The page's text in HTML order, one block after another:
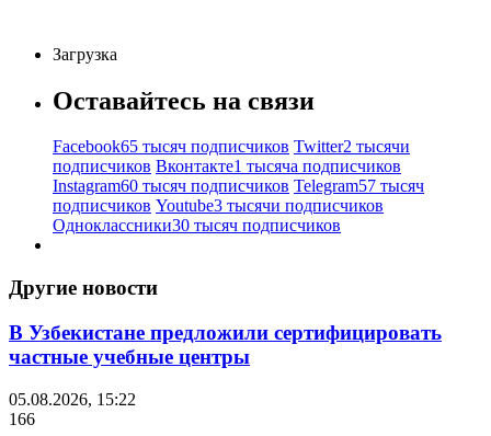
Загрузка
Оставайтесь на связи
Facebook65 тысяч подписчиков Twitter2 тысячи
подписчиков Вконтакте1 тысяча подписчиков
Instagram60 тысяч подписчиков Telegram57 тысяч
подписчиков Youtube3 тысячи подписчиков
Одноклассники30 тысяч подписчиков
Другие новости
В Узбекистане предложили сертифицировать
частные учебные центры
05.08.2026, 15:22
166